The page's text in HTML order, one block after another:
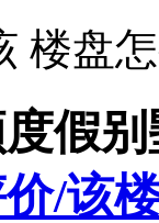
楼盘
假
/该